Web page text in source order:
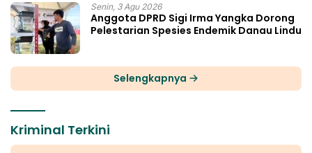
Senin, 3 Agu 2026
Anggota DPRD Sigi Irma Yangka Dorong
Pelestarian Spesies Endemik Danau Lindu
Selengkapnya
Kriminal Terkini